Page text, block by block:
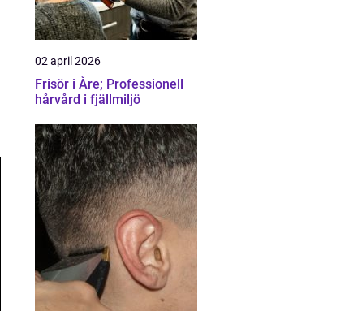
02 april 2026
Frisör i Åre; Professionell
hårvård i fjällmiljö